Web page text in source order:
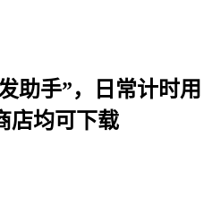
助手”，日常计时用
店均可下载